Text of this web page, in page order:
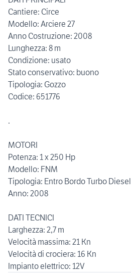
Cantiere: Circe
Modello: Arciere 27
Anno Costruzione: 2008
Lunghezza: 8 m
Condizione: usato
Stato conservativo: buono
Tipologia: Gozzo
Codice: 651776
.
MOTORI
Potenza: 1 x 250 Hp
Modello: FNM
Tipologia: Entro Bordo Turbo Diesel
Anno: 2008
DATI TECNICI
Larghezza: 2,7 m
Velocità massima: 21 Kn
Velocità di crociera: 16 Kn
Impianto elettrico: 12V